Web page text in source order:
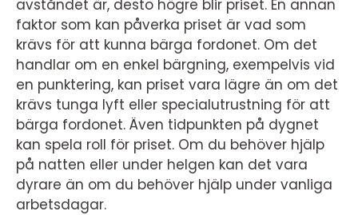
avståndet är, desto högre blir priset. En annan
faktor som kan påverka priset är vad som
krävs för att kunna bärga fordonet. Om det
handlar om en enkel bärgning, exempelvis vid
en punktering, kan priset vara lägre än om det
krävs tunga lyft eller specialutrustning för att
bärga fordonet. Även tidpunkten på dygnet
kan spela roll för priset. Om du behöver hjälp
på natten eller under helgen kan det vara
dyrare än om du behöver hjälp under vanliga
arbetsdagar.